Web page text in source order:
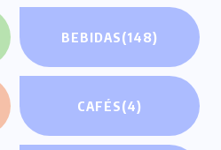
BEBIDAS(148)
CAFÉS(4)